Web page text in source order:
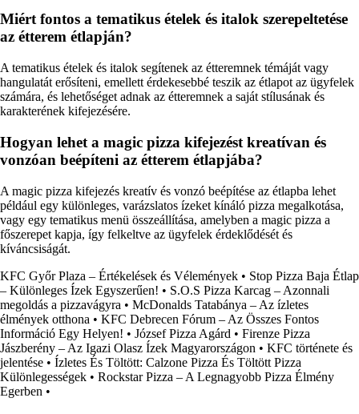
Miért fontos a tematikus ételek és italok szerepeltetése
az étterem étlapján?
A tematikus ételek és italok segítenek az étteremnek témáját vagy
hangulatát erősíteni, emellett érdekesebbé teszik az étlapot az ügyfelek
számára, és lehetőséget adnak az étteremnek a saját stílusának és
karakterének kifejezésére.
Hogyan lehet a magic pizza kifejezést kreatívan és
vonzóan beépíteni az étterem étlapjába?
A magic pizza kifejezés kreatív és vonzó beépítése az étlapba lehet
például egy különleges, varázslatos ízeket kínáló pizza megalkotása,
vagy egy tematikus menü összeállítása, amelyben a magic pizza a
főszerepet kapja, így felkeltve az ügyfelek érdeklődését és
kíváncsiságát.
KFC Győr Plaza – Értékelések és Vélemények • Stop Pizza Baja Étlap
– Különleges Ízek Egyszerűen! • S.O.S Pizza Karcag – Azonnali
megoldás a pizzavágyra • McDonalds Tatabánya – Az ízletes
élmények otthona • KFC Debrecen Fórum – Az Összes Fontos
Információ Egy Helyen! • József Pizza Agárd • Firenze Pizza
Jászberény – Az Igazi Olasz Ízek Magyarországon • KFC története és
jelentése • Ízletes És Töltött: Calzone Pizza És Töltött Pizza
Különlegességek • Rockstar Pizza – A Legnagyobb Pizza Élmény
Egerben •